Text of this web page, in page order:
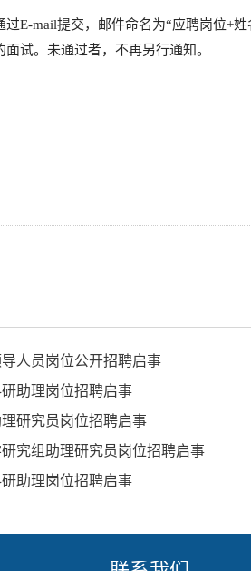
mail提交，邮件命名为“应聘岗位+姓
试。未通过者，不再另行通知。
人员岗位公开招聘启事
助理岗位招聘启事
研究员岗位招聘启事
究组助理研究员岗位招聘启事
助理岗位招聘启事